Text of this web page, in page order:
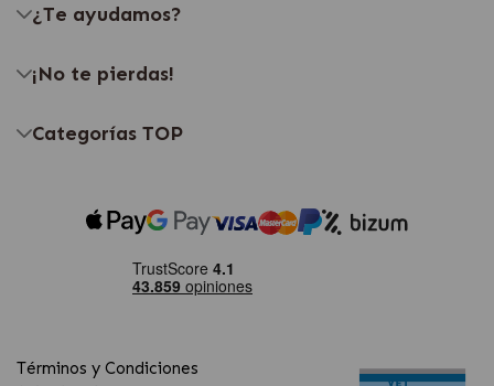
¿Te ayudamos?
¡No te pierdas!
Categorías TOP
Términos y Condiciones